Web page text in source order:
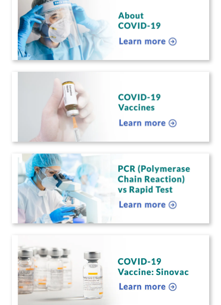
的技术进行测试，与某些服务提供商的快
速测试相比，PCR技术在检测新冠病毒方
面具有更高的灵敏度。
PCR技术的准确率高达99%，而市场上很
多快速测试的准确率都在80%以下。有些
甚至低至60%。
我们的实验室也经过准备和验证，符合马
来西亚卫生部制定的严格要求。我们可以
很自豪地表示，迄今为止，我们是我国为
数不多符合他们标准的医院之一。
除了额外的运输费用外，收费也包括我们
的专业人员在采样期间使用的个人防护装
备 (PPE)。这些PPE每次使用后即丢，并
不会被回收。
有关PCR技术的更多信息，请访问Pantai
Premier Pathology（班台优质病理学）
虽然我们无法评论其他提供商提供的服
务，但我们进行的测试不是快速测试。
PCR测试需要更长的时间。
我们遵循卫生部制定的严格指导方针和标
续面临公众的高要求时，我们依然坚守标
准永不妥协。